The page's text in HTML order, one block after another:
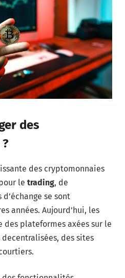
des
des cryptomonnaies
le trading, de
se sont
années. Aujourd’hui, les
plateformes axées sur le
des sites